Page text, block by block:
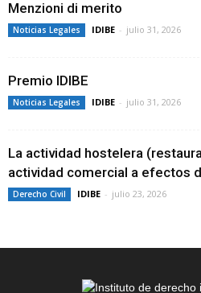
Menzioni di merito
Noticias Legales IDIBE - julio 31, 2026
Premio IDIBE
Noticias Legales IDIBE - julio 31, 2026
La actividad hostelera
actividad comercial a efectos
Derecho Civil IDIBE - julio 23, 2026